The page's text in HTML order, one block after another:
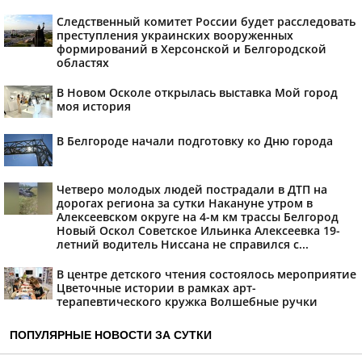
Следственный комитет России будет расследовать
преступления украинских вооруженных
формирований в Херсонской и Белгородской
областях
В Новом Осколе открылась выставка Мой город
моя история
В Белгороде начали подготовку ко Дню города
Четверо молодых людей пострадали в ДТП на
дорогах региона за сутки Накануне утром в
Алексеевском округе на 4-м км трассы Белгород
Новый Оскол Советское Ильинка Алексеевка 19-
летний водитель Ниссана не справился с...
В центре детского чтения состоялось мероприятие
Цветочные истории в рамках арт-
терапевтического кружка Волшебные ручки
ПОПУЛЯРНЫЕ НОВОСТИ ЗА СУТКИ